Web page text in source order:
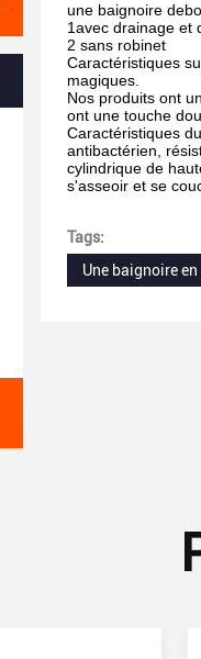
une baignoire
1avec drainage et
2 sans robinet
Caractéristiques
magiques.
Nos produits ont
ont une touche
Caractéristiques
antibactérien,
cylindrique de
s'asseoir et se
Tags:
Une baignoire